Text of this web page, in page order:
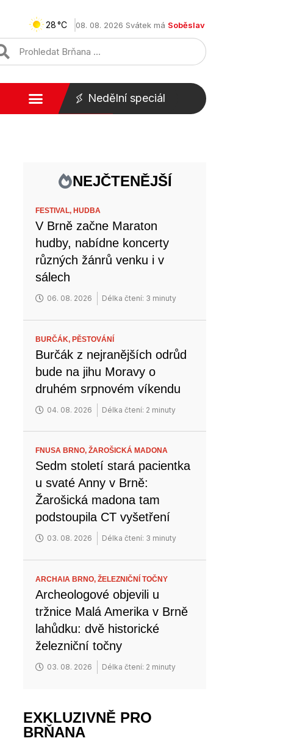
28 08. 08. 2026 Svátek má Soběslav
Nedělní speciál
NEJČTENĚJŠÍ
FESTIVAL, HUDBA
V Brně začne Maraton
hudby, nabídne koncerty
různých žánrů venku i v
sálech
06. 08. 2026 Délka čtení: 3 minuty
BURČÁK,PĚSTOVÁNÍ
Burčák z nejranějších odrůd
bude na jihu Moravy o
druhém srpnovém víkendu
04. 08. 2026 Délka čtení: 2 minuty
FNUSA BRNO,ŽAROŠICKÁ MADONA
Sedm století stará pacientka
u svaté Anny v Brně:
Žarošická madona tam
podstoupila CT vyšetření
03. 08. 2026 Délka čtení: 3 minuty
ARCHAIA BRNO,ŽELEZNIČNÍ TOČNY
Archeologové objevili u
tržnice Malá Amerika v Brně
lahůdku: dvě historické
železniční točny
03. 08. 2026 Délka čtení: 2 minuty
EXKLUZIVNĚ PRO
BRŇANA